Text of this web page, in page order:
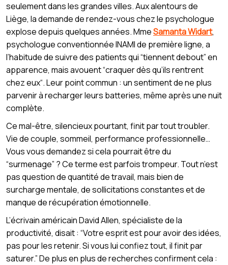
seulement dans les grandes villes. Aux alentours de
Liège, la demande de rendez-vous chez le psychologue
explose depuis quelques années. MmeSamanta Widart,
psychologue conventionnée INAMI de première ligne, a
l’habitude de suivre des patients qui “tiennent debout” en
apparence, mais avouent “craquer dès qu’ils rentrent
chez eux“. Leur point commun : un sentiment de ne plus
parvenir à recharger leurs batteries, même après une nuit
complète.
Ce mal-être, silencieux pourtant, finit par tout troubler.
Vie de couple, sommeil, performance professionnelle…
Vous vous demandez si cela pourrait être du
“surmenage” ? Ce terme est parfois trompeur. Tout n’est
pas question de quantité de travail, mais bien de
surcharge mentale, de sollicitations constantes et de
manque de récupération émotionnelle.
L’écrivain américain David Allen, spécialiste de la
productivité, disait : “Votre esprit est pour avoir des idées,
pas pour les retenir. Si vous lui confiez tout, il finit par
saturer.” De plus en plus de recherches confirment cela :